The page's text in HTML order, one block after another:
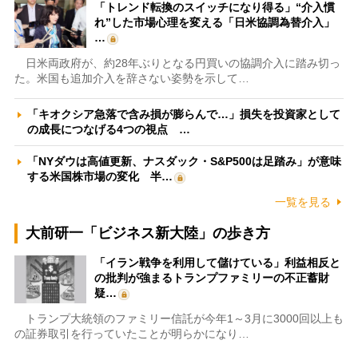
「トレンド転換のスイッチになり得る」“介入慣
れ”した市場心理を変える「日米協調為替介入」
…
日米両政府が、約28年ぶりとなる円買いの協調介入に踏み切っ
た。米国も追加介入を辞さない姿勢を示して…
「キオクシア急落で含み損が膨らんで…」損失を投資家として
の成長につなげる4つの視点 …
「NYダウは高値更新、ナスダック・S&P500は足踏み」が意味
する米国株市場の変化 半…
一覧を見る
大前研一「ビジネス新大陸」の歩き方
「イラン戦争を利用して儲けている」利益相反と
の批判が強まるトランプファミリーの不正蓄財
疑…
トランプ大統領のファミリー信託が今年1～3月に3000回以上も
の証券取引を行っていたことが明らかになり…